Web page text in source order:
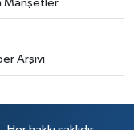
Manşetler
Arşivi